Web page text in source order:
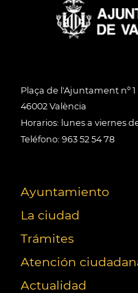
Plaça de l'Ajuntament nº 1
46002 València
Horarios: lunes a viernes
Teléfono: 963 52 54 78
Ayuntamiento
La ciudad
Trámites
Atención
Actualidad